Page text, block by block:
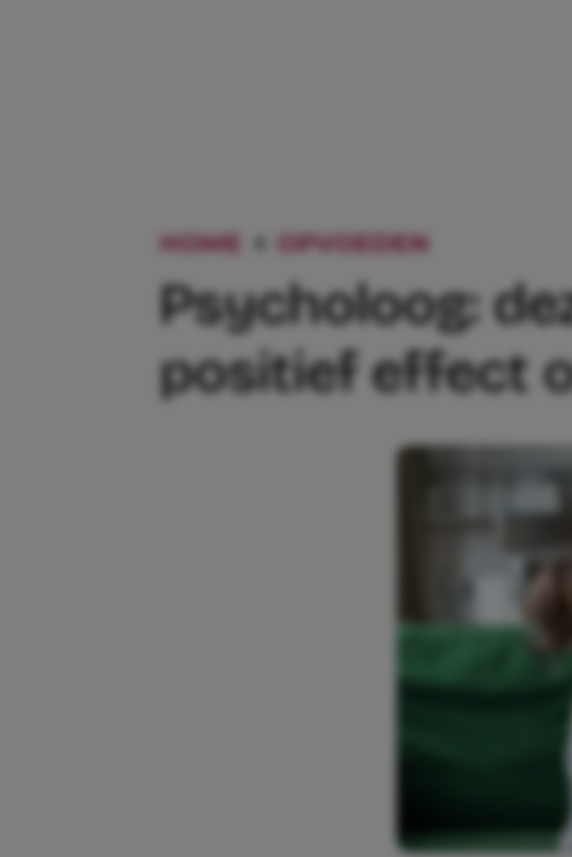
HOME OPVOEDEN
Psycholoog:
positief effect